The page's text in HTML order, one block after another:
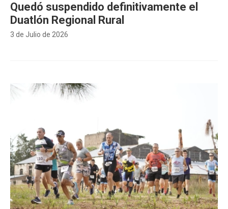
3 de Julio de 2026
Quedó suspendido definitivamente el
Duatlón Regional Rural